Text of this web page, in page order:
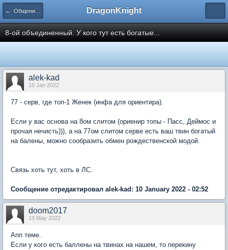
← Общение на любые темы DragonKnight
8-ой объединенный. У кого тут есть богатые...
alek-kad
10 Jan 2022
77 - серв, где топ-1 Женек (инфа для ориентира).
Если у вас основа на 8ом слитом (ориенир топы - Пасс, Деймос и
прочая нечисть))), а на 77ом слитом серве есть ваш твин богатый
на балены, можно сообразить обмен рождественской модой.
Связь хоть тут, хоть в ЛС.
Сообщение отредактировал alek-kad: 10 January 2022 - 02:52
doom2017
19 May 2022
Апп теме.
Если у кого есть баллены на твинах на нашем, то перекину